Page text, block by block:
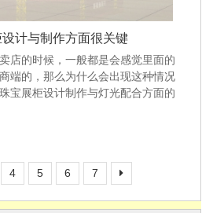
计与制作方面很关键
店的时候，一般都是会感觉里面的
端的，那么为什么会出现这种情况
宝展柜设计制作与灯光配合方面的
4 5 6 7